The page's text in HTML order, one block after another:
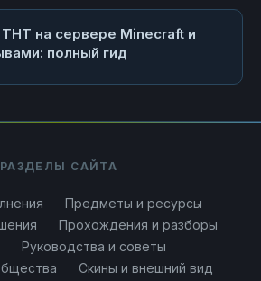
на сервере Minecraft и
полный гид
РАЗДЕЛЫ САЙТА
Предметы и ресурсы
Прохождения и разборы
Руководства и советы
Скины и внешний вид